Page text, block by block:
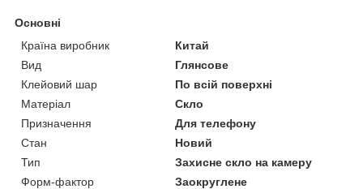
Основні
Країна виробник
Китай
Вид
Глянсове
Клейовий шар
По всій поверхні
Матеріал
Скло
Призначення
Для телефону
Стан
Новий
Тип
Захисне скло на камеру
Форм-фактор
Заокруглене